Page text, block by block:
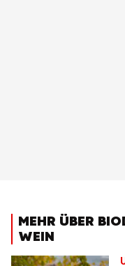
MEHR ÜBER
WEIN